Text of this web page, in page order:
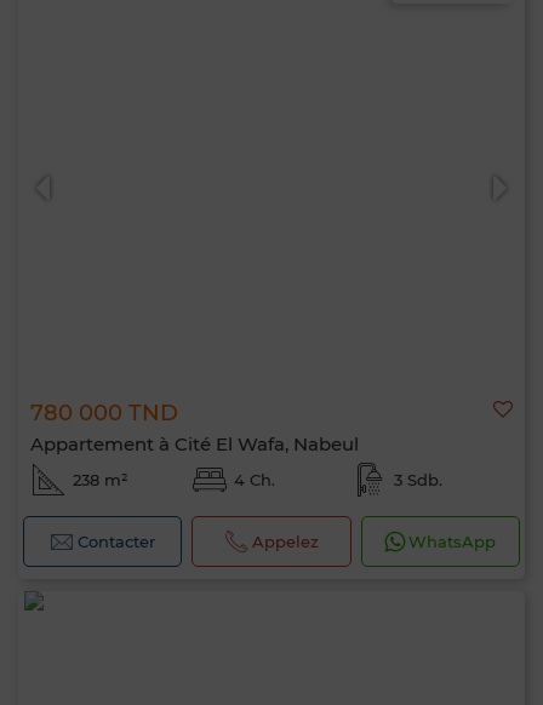
780 000 TND
Appartement à Cité El Wafa, Nabeul
238 m² 4 Ch. 3 Sdb.
Contacter Appelez WhatsApp